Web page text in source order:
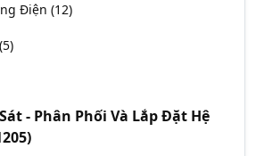
Điện (12)
(5)
- Phân Phối Và Lắp Đặt Hệ